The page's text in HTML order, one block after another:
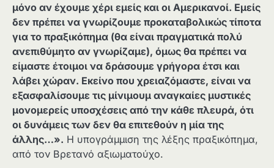
μόνο αν έχουμε χέρι εμείς και οι Αμερικανοί. Εμείς
δεν πρέπει να γνωρίζουμε προκαταβολικώς τίποτα
για το πραξικόπημα (θα είναι πραγματικά πολύ
ανεπιθύμητο αν γνωρίζαμε), όμως θα πρέπει να
είμαστε έτοιμοι να δράσουμε γρήγορα έτσι και
λάβει χώραν. Εκείνο που χρειαζόμαστε, είναι να
εξασφαλίσουμε τις μίνιμουμ αναγκαίες μυστικές
μονομερείς υποσχέσεις από την κάθε πλευρά, ότι
οι δυνάμεις των δεν θα επιτεθούν η μία της
άλλης…». Η υπογράμμιση της λέξης πραξικόπημα,
από τον Βρετανό αξιωματούχο.